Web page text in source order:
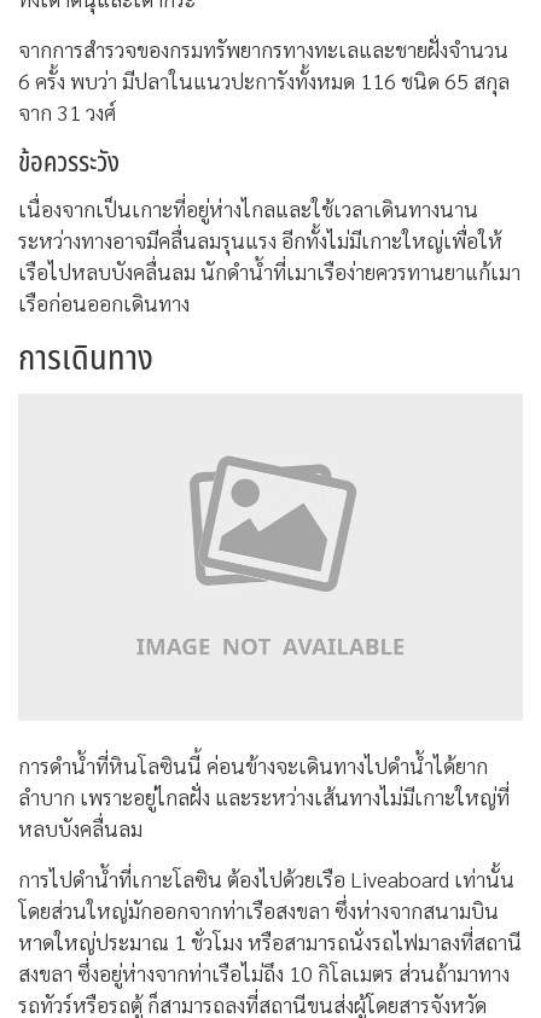
จากการสำรวจของกรมทรัพยากรทางทะเลและชายฝั่งจำนวน
6 ครั้ง พบว่า มีปลาในแนวปะการังทั้งหมด 116 ชนิด 65 สกุล
จาก 31 วงศ์
ข้อควรระวัง
เนื่องจากเป็นเกาะที่อยู่ห่างไกลและใช้เวลาเดินทางนาน
ระหว่างทางอาจมีคลื่นลมรุนแรง อีกทั้งไม่มีเกาะใหญ่เพื่อให้
เรือไปหลบบังคลื่นลม นักดำน้ำที่เมาเรือง่ายควรทานยาแก้เมา
เรือก่อนออกเดินทาง
การเดินทาง
การดำน้ำที่หินโลซินนี้ ค่อนข้างจะเดินทางไปดำน้ำได้ยาก
ลำบาก เพราะอยู่ไกลฝั่ง และระหว่างเส้นทางไม่มีเกาะใหญ่ที่
หลบบังคลื่นลม
การไปดำน้ำที่เกาะโลซิน ต้องไปด้วยเรือ Liveaboard เท่านั้น
โดยส่วนใหญ่มักออกจากท่าเรือสงขลา ซึ่งห่างจากสนามบิน
หาดใหญ่ประมาณ 1 ชั่วโมง หรือสามารถนั่งรถไฟมาลงที่สถานี
สงขลา ซึ่งอยู่ห่างจากท่าเรือไม่ถึง 10 กิโลเมตร ส่วนถ้ามาทาง
รถทัวร์หรือรถตู้ ก็สามารถลงที่สถานีขนส่งผู้โดยสารจังหวัด